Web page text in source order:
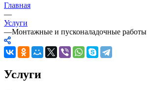
Главная
—
Услуги
—Монтажные и пусконаладочные работы
Услуги